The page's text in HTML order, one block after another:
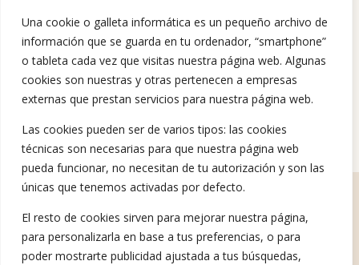
Una cookie o galleta informática es un pequeño archivo de
información que se guarda en tu ordenador, “smartphone”
o tableta cada vez que visitas nuestra página web. Algunas
cookies son nuestras y otras pertenecen a empresas
externas que prestan servicios para nuestra página web.
Las cookies pueden ser de varios tipos: las cookies
técnicas son necesarias para que nuestra página web
pueda funcionar, no necesitan de tu autorización y son las
únicas que tenemos activadas por defecto.
El resto de cookies sirven para mejorar nuestra página,
para personalizarla en base a tus preferencias, o para
poder mostrarte publicidad ajustada a tus búsquedas,
Ofrecemos ayuda Psicológica.​Hablemos
Tratamiento misofonía Sobre mí Testimonios Talleres